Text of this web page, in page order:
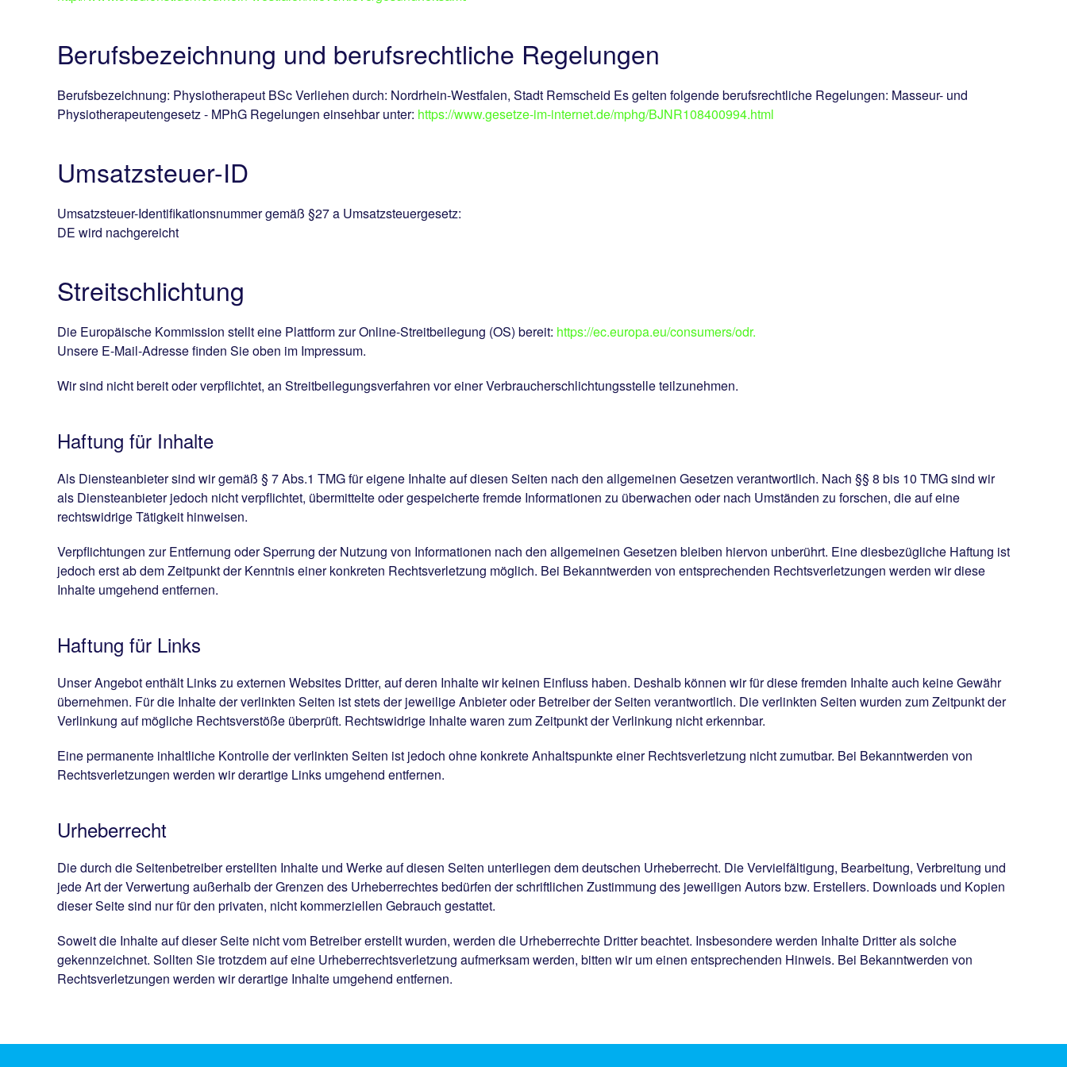
Berufsbezeichnung und berufsrechtliche Regelungen
Berufsbezeichnung: Physiotherapeut BSc Verliehen durch: Nordrhein-Westfalen, Stadt Remscheid Es gelten folgende berufsrechtliche Regelungen: Masseur- und
Physiotherapeutengesetz - MPhG Regelungen einsehbar unter: https://www.gesetze-im-internet.de/mphg/BJNR108400994.html
Umsatzsteuer-ID
Umsatzsteuer-Identifikationsnummer gemäß §27 a Umsatzsteuergesetz:
DE wird nachgereicht
Streitschlichtung
Die Europäische Kommission stellt eine Plattform zur Online-Streitbeilegung (OS) bereit: https://ec.europa.eu/consumers/odr.
Unsere E-Mail-Adresse finden Sie oben im Impressum.
Wir sind nicht bereit oder verpflichtet, an Streitbeilegungsverfahren vor einer Verbraucherschlichtungsstelle teilzunehmen.
Haftung für Inhalte
Als Diensteanbieter sind wir gemäß § 7 Abs.1 TMG für eigene Inhalte auf diesen Seiten nach den allgemeinen Gesetzen verantwortlich. Nach §§ 8 bis 10 TMG sind wir
als Diensteanbieter jedoch nicht verpflichtet, übermittelte oder gespeicherte fremde Informationen zu überwachen oder nach Umständen zu forschen, die auf eine
rechtswidrige Tätigkeit hinweisen.
Verpflichtungen zur Entfernung oder Sperrung der Nutzung von Informationen nach den allgemeinen Gesetzen bleiben hiervon unberührt. Eine diesbezügliche Haftung ist
jedoch erst ab dem Zeitpunkt der Kenntnis einer konkreten Rechtsverletzung möglich. Bei Bekanntwerden von entsprechenden Rechtsverletzungen werden wir diese
Inhalte umgehend entfernen.
Haftung für Links
Unser Angebot enthält Links zu externen Websites Dritter, auf deren Inhalte wir keinen Einfluss haben. Deshalb können wir für diese fremden Inhalte auch keine Gewähr
übernehmen. Für die Inhalte der verlinkten Seiten ist stets der jeweilige Anbieter oder Betreiber der Seiten verantwortlich. Die verlinkten Seiten wurden zum Zeitpunkt der
Verlinkung auf mögliche Rechtsverstöße überprüft. Rechtswidrige Inhalte waren zum Zeitpunkt der Verlinkung nicht erkennbar.
Eine permanente inhaltliche Kontrolle der verlinkten Seiten ist jedoch ohne konkrete Anhaltspunkte einer Rechtsverletzung nicht zumutbar. Bei Bekanntwerden von
Rechtsverletzungen werden wir derartige Links umgehend entfernen.
Urheberrecht
Die durch die Seitenbetreiber erstellten Inhalte und Werke auf diesen Seiten unterliegen dem deutschen Urheberrecht. Die Vervielfältigung, Bearbeitung, Verbreitung und
jede Art der Verwertung außerhalb der Grenzen des Urheberrechtes bedürfen der schriftlichen Zustimmung des jeweiligen Autors bzw. Erstellers. Downloads und Kopien
dieser Seite sind nur für den privaten, nicht kommerziellen Gebrauch gestattet.
Soweit die Inhalte auf dieser Seite nicht vom Betreiber erstellt wurden, werden die Urheberrechte Dritter beachtet. Insbesondere werden Inhalte Dritter als solche
gekennzeichnet. Sollten Sie trotzdem auf eine Urheberrechtsverletzung aufmerksam werden, bitten wir um einen entsprechenden Hinweis. Bei Bekanntwerden von
Rechtsverletzungen werden wir derartige Inhalte umgehend entfernen.